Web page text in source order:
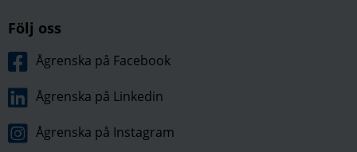
Följ oss
Ågrenska på Facebook
Ågrenska på Linkedin
Ågrenska på Instagram